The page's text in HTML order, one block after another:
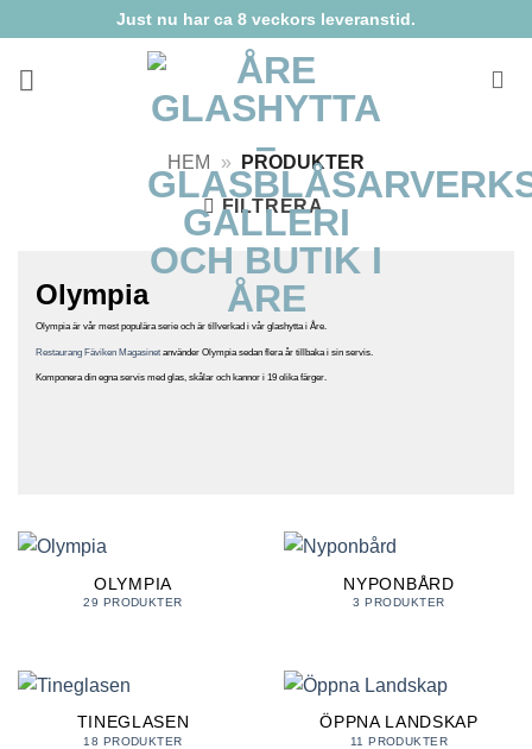
to
content
Just nu har ca 8 veckors leveranstid.
HEM » PRODUKTER
FILTRERA
Olympia
Olympia är vår mest populära serie och är tillverkad i vår glashytta i Åre.
Restaurang Fäviken Magasinet använder Olympia sedan flera år tillbaka i sin servis.
Komponera din egna servis med glas, skålar och kannor i 19 olika färger.
OLYMPIA
29 PRODUKTER
NYPONBÅRD
3 PRODUKTER
TINEGLASEN
18 PRODUKTER
ÖPPNA LANDSKAP
11 PRODUKTER